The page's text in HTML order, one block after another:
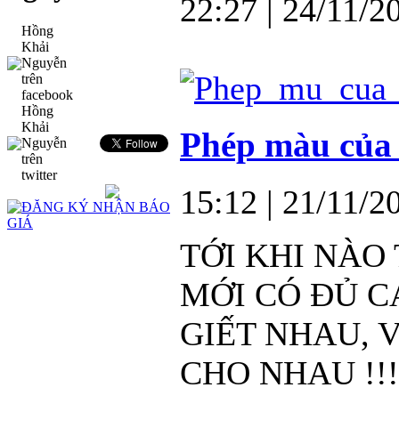
Hồng
Khải
Nguyễn
trên
facebook
Hồng
Khải
Nguyễn
trên
twitter
22:27 | 24/11/
Phép màu
15:12 | 21/11/
TỚI KHI NÀO
MỚI CÓ ĐỦ
GIẾT NHAU,
CHO NHAU